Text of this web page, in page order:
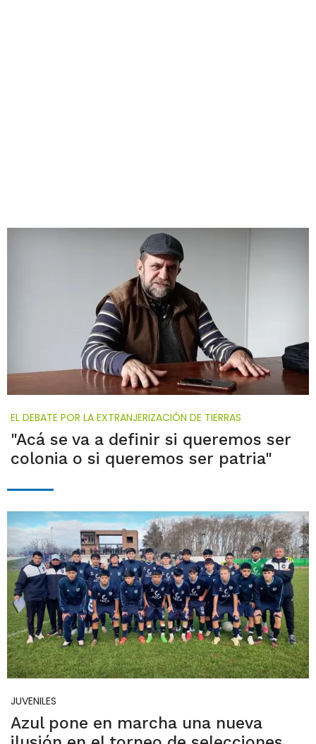
EL DEBATE POR LA EXTRANJERIZACIÓN DE TIERRAS
"Acá se va a definir si queremos ser
colonia o si queremos ser patria"
JUVENILES
Azul pone en marcha una nueva